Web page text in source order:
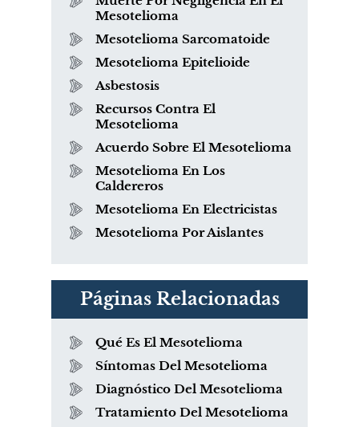
Mesotelioma
Mesotelioma Sarcomatoide
Mesotelioma Epitelioide
Asbestosis
Recursos Contra El
Mesotelioma
Acuerdo Sobre El Mesotelioma
Mesotelioma En Los
Caldereros
Mesotelioma En Electricistas
Mesotelioma Por Aislantes
Páginas Relacionadas
Qué Es El Mesotelioma
Síntomas Del Mesotelioma
Diagnóstico Del Mesotelioma
Tratamiento Del Mesotelioma